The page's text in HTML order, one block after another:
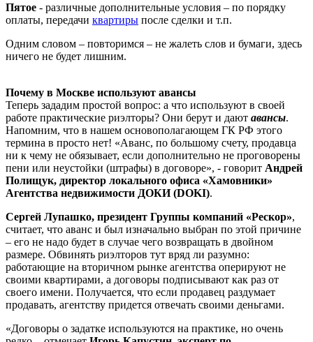
Пятое - различные дополнительные условия – по порядку
оплаты, передачи квартиры после сделки и т.п.
Одним словом – повторимся – не жалеть слов и бумаги, здесь
ничего не будет лишним.
Почему в Москве используют авансы
Теперь зададим простой вопрос: а что используют в своей
работе практические риэлторы? Они берут и дают авансы.
Напомним, что в нашем основополагающем ГК РФ этого
термина в просто нет! «Аванс, по большому счету, продавца
ни к чему не обязывает, если дополнительно не проговорены
пени или неустойки (штрафы) в договоре», - говорит Андрей
Полищук, директор локального офиса «Хамовники»
Агентства недвижимости ДОКИ (DOKI).
Сергей Лупашко, президент Группы компаний «Рескор»,
считает, что аванс и был изначально выбран по этой причине
– его не надо будет в случае чего возвращать в двойном
размере. Обвинять риэлторов тут вряд ли разумно:
работающие на вторичном рынке агентства оперируют не
своими квартирами, а договоры подписывают как раз от
своего имени. Получается, что если продавец раздумает
продавать, агентству придется отвечать своими деньгами.
«Договоры о задатке используются на практике, но очень